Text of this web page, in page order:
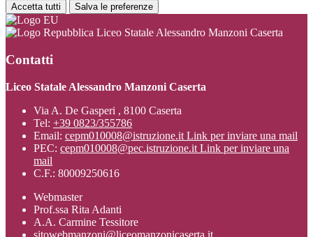
Accetta tutti Salva le preferenze
Liceo Statale Alessandro Manzoni Caserta
Contatti
Liceo Statale Alessandro Manzoni Caserta
Via A. De Gasperi , 8100 Caserta
Tel: +39 0823/355786
Email: cepm010008@istruzione.it Link per inviare una mail
PEC: cepm010008@pec.istruzione.it Link per inviare una
mail
C.F.: 80009250616
Webmaster
Prof.ssa Rita Adanti
A.A. Carmine Tessitore
sitowebmanzoni@liceomanzonicaserta.it